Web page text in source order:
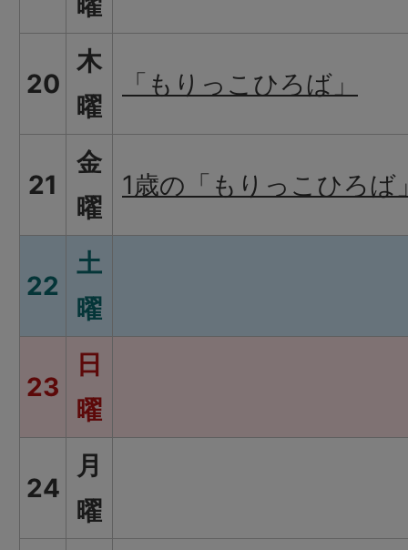
20
木
曜
「もりっこひろば」
21
金
曜
1歳の「もりっこひろば
22
土
曜
23
日
曜
24
月
曜